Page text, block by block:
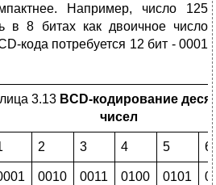
Например, число 125
в 8 битах как двоичное число
ко­да потребуется 12 бит - 0001
3.13 BCD-кодирование
чисел
2 3 4 5 6
0010 0011 0100 0101